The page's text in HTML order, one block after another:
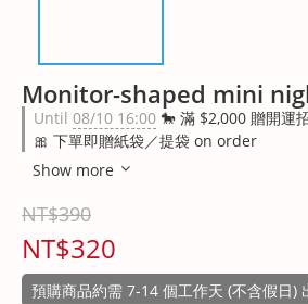
Monitor-shaped mini
Until 08/10 16:00 🐎 滿 $2,000 贈開運
🎀 下單即贈紙袋／提袋 on order
Show more
NT$390
NT$320
預購商品約需 7-14 個工作天 (不含假日)